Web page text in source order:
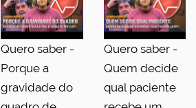
Quero saber -
Porque a
gravidade do
Quero saber -
Quem decide
qual paciente